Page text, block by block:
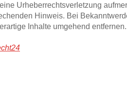
Urheberrechtsverletzung
Hinweis. Bei
Inhalte umgehend entfernen.